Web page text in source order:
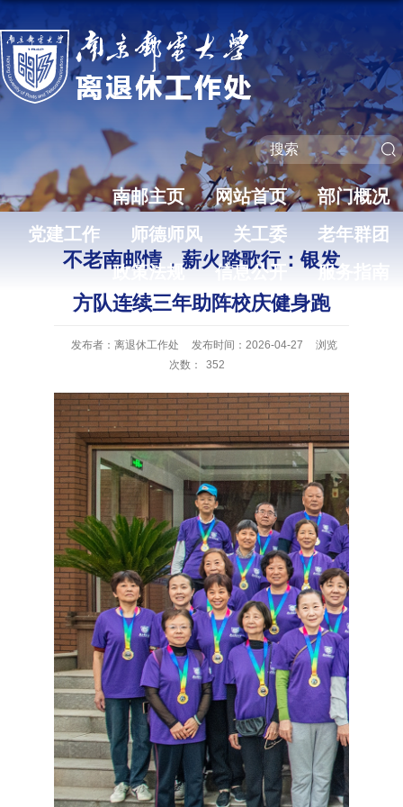
南邮主页 网站首页
部门概况
党建工作
师德师风 关工委
老年群团
政策法规
信息公开 服务指南
不老南邮情，薪火踏歌行：银发
方队连续三年助阵校庆健身跑
发布者：离退休工作处 发布时间：2026-04-27
浏览
次数：
352